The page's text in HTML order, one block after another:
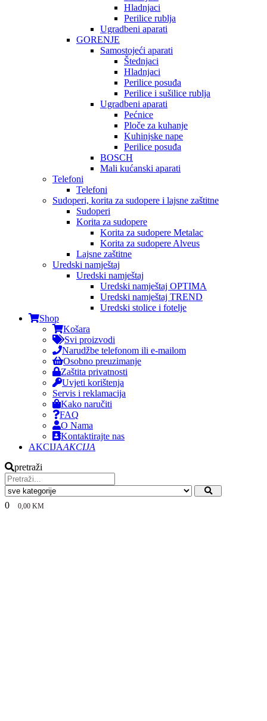
Hladnjaci
Perilice rublja
Ugradbeni aparati
GORENJE
Samostojeći aparati
Štednjaci
Hladnjaci
Perilice posuđa
Perilice i sušilice rublja
Ugradbeni aparati
Pećnice
Ploče za kuhanje
Kuhinjske nape
Perilice posuđa
BOSCH
Mali kućanski aparati
Telefoni
Telefoni
Sudoperi, korita za sudopere i lajsne zaštitne
Sudoperi
Korita za sudopere
Korita za sudopere Metalac
Korita za sudopere Alveus
Lajsne zaštitne
Uredski namještaj
Uredski namještaj
Uredski namještaj OPTIMA
Uredski namještaj TREND
Uredski stolice i fotelje
Shop
Košara
Svi proizvodi
Narudžbe telefonom ili e-mailom
Osobno preuzimanje
Zaštita privatnosti
Uvjeti korištenja
Servis i reklamacija
Kako naručiti
FAQ
O Nama
Kontaktirajte nas
AKCIJAAKCIJA
pretraži
0 0,00 KM